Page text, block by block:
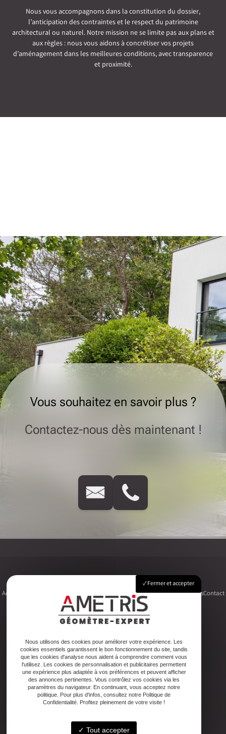
Nous vous accompagnons dans la constitution du dossier,
l’anticipation des contraintes et le respect du patrimoine
architectural ou naturel. Notre mission ne se limite pas aux plans et
aux règles : nous vous aidons à concrétiser vos projets
d’aménagement dans les meilleures conditions, avec transparence
et proximité.
Vous souhaitez en savoir plus ?
Contactez-nous dès maintenant !
Accueil FoncierUrbanismeCopropriété TopographieAutres activitésContact
Adresse
2ter Cour Xavier Moreau, 33720 Podensac
Téléphone
05 56 27 26 08
Email
Fermer et accepter
Nous utilisons des cookies pour améliorer votre expérience. Les
cookies essentiels garantissent le bon fonctionnement du site, tandis
que les cookies d'analyse nous aident à comprendre comment vous
l'utilisez. Les cookies de personnalisation et publicitaires permettent
une expérience plus adaptée à vos préférences et peuvent afficher
des annonces pertinentes. Vous contrôlez vos cookies via les
paramètres du navigateur. En continuant, vous acceptez notre
politique. Pour plus d'infos, consultez notre Politique de
Confidentialité. Profitez pleinement de votre visite !
Tout accepter